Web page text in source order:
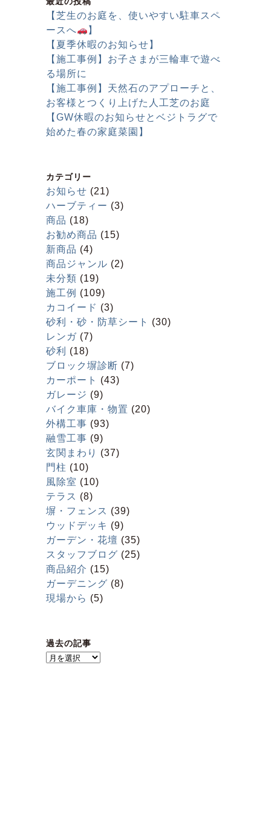
【芝生のお庭を、使いやすい駐車スペ
ースへ
】
【夏季休暇のお知らせ】
【施工事例】お子さまが三輪車で遊べ
る場所に
【施工事例】天然石のアプローチと、
お客様とつくり上げた人工芝のお庭
【GW休暇のお知らせとベジトラグで
始めた春の家庭菜園】
カテゴリー
お知らせ (21)
ハーブティー (3)
商品 (18)
お勧め商品 (15)
新商品 (4)
商品ジャンル (2)
未分類 (19)
施工例 (109)
カコイード (3)
砂利・砂・防草シート
(30)
レンガ (7)
砂利
(18)
ブロック塀診断 (7)
カーポート
(43)
ガレージ (9)
バイク車庫・物置 (20)
外構工事 (93)
融雪工事 (9)
玄関まわり
(37)
門柱 (10)
風除室 (10)
テラス (8)
塀・フェンス (39)
ウッドデッキ (9)
ガーデン・花壇 (35)
スタッフブログ (25)
商品紹介 (15)
ガーデニング (8)
現場から (5)
過去の記事
過